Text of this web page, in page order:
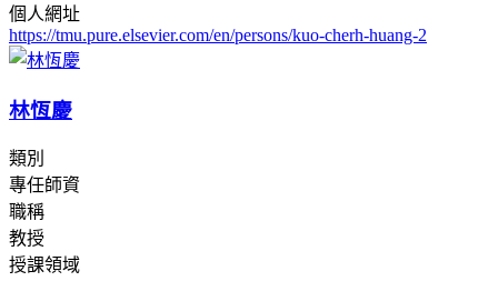
個人網址
https://tmu.pure.elsevier.com/en/persons/kuo-cherh-huang-2
林恆慶
類別
專任師資
職稱
教授
授課領域